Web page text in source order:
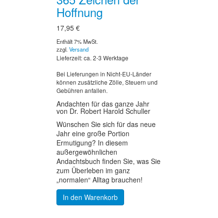
Hoffnung
17,95 €
Enthält 7% MwSt.
zzgl. Versand
Lieferzeit: ca. 2-3 Werktage
Bei Lieferungen in Nicht-EU-Länder
können zusätzliche Zölle, Steuern und
Gebühren anfallen.
Andachten für das ganze Jahr
von Dr. Robert Harold Schuller
Wünschen Sie sich für das neue
Jahr eine große Portion
Ermutigung? In diesem
außergewöhnlichen
Andachtsbuch finden Sie, was Sie
zum Überleben im ganz
„normalen“ Alltag brauchen!
In den Warenkorb